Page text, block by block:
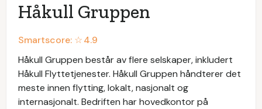
Håkull Gruppen
Smartscore: ☆4.9
Håkull Gruppen består av flere selskaper, inkludert
Håkull Flyttetjenester. Håkull Gruppen håndterer det
meste innen flytting, lokalt, nasjonalt og
internasjonalt. Bedriften har hovedkontor på